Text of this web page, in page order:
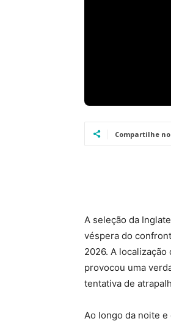
Compartilhe
A seleção da
véspera do
2026. A
provocou uma
tentativa de
Ao longo da noite